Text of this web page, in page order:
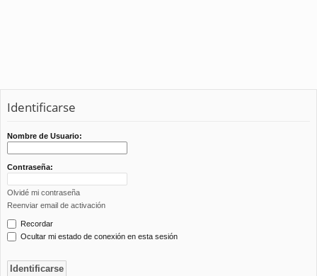
Identificarse
Nombre de Usuario:
Contraseña:
Olvidé mi contraseña
Reenviar email de activación
Recordar
Ocultar mi estado de conexión en esta sesión